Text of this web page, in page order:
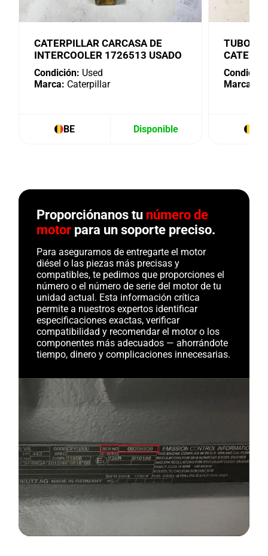
CATERPILLAR CARCASA DE
INTERCOOLER 1726513 USADO
Condición: Used
Marca: Caterpillar
BE Disponible
TUBO
Marca:
Proporciónanos tu número de
motor para un soporte preciso.
Para asegurarnos de entregarte el motor
diésel o las piezas más precisas y
compatibles, te pedimos que proporciones el
número o el número de serie del motor de tu
unidad actual. Esta información crítica
permite a nuestros expertos identificar
especificaciones exactas, verificar
compatibilidad y recomendar el motor o los
componentes más adecuados — ahorrándote
tiempo, dinero y complicaciones innecesarias.